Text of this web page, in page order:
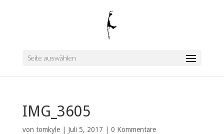
Seite auswählen
IMG_3605
von tomkyle| Juli 5, 2017 0 Kommentare